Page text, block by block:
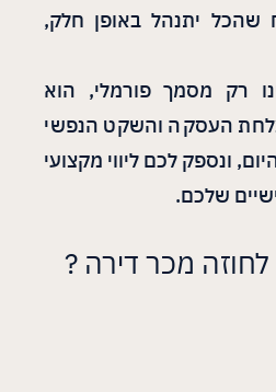
שהכל יתנהל באופן חלק,
רק מסמך פורמלי, הוא
העסקה והשקט הנפשי
ונספק לכם ליווי מקצועי
שלכם.
מכר דירה ?